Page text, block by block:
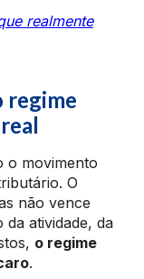
realmente
regime
o movimento
O
não vence
da atividade, da
o regime
.